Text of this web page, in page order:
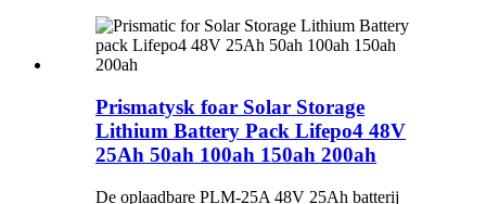
Prismatysk foar Solar Storage
Lithium Battery Pack Lifepo4 48V
25Ah 50ah 100ah 150ah 200ah
De oplaadbare PLM-25A 48V 25Ah batterij